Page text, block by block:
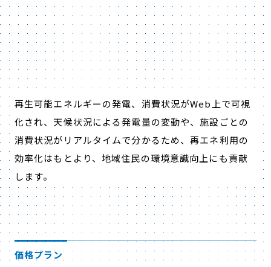
再生可能エネルギーの発電、消費状況がWeb上で可視
化され、天候状況による発電量の変動や、施設ごとの
消費状況がリアルタイムで分かるため、再エネ利用の
効率化はもとより、地域住民の環境意識向上にも貢献
します。
価格プラン